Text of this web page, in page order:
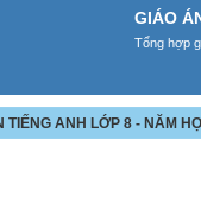
GIÁO
Tổng hợp
ANH LỚP 8 - NĂM